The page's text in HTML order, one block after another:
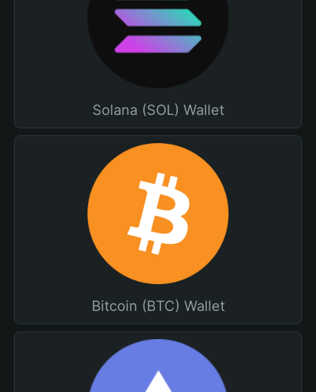
Solana (SOL) Wallet
Bitcoin (BTC) Wallet